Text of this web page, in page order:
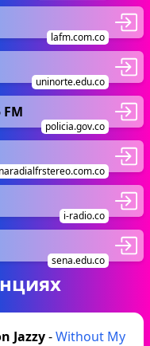
lafm.com.co
uninorte.edu.co
policia.gov.co
i-radio.co
sena.edu.co
Jazzy-Without My